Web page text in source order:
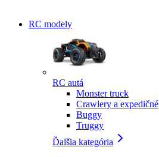
RC modely
RC autá
Monster truck
Crawlery a expedičné
Buggy
Truggy
Ďalšia kategória